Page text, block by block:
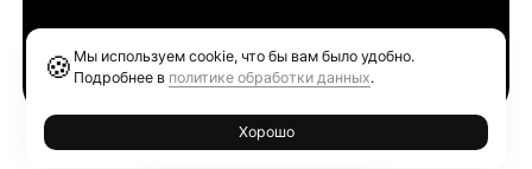
🍪 Мы используем cookie, что бы вам было удобно.
Подробнее в политике обработки данных.
Хорошо
Ethereum GAS Tracker